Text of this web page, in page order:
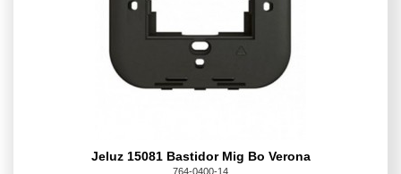
Jeluz 15081 Bastidor Mig Bo Verona
764-0400-14